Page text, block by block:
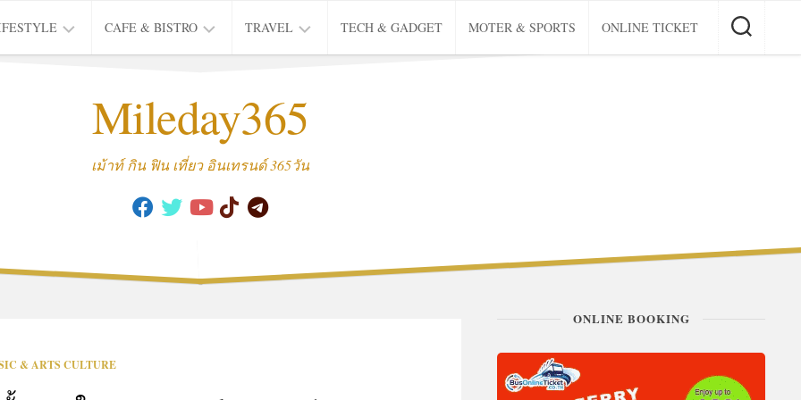
SERIES
CAFE & BISTRO
CAFE
TRAVEL
THAI
TRIP
TECH & GADGET MOTER & SPORTS ONLINE TICKET
Mileday365
เม้าท์ กิน ฟิน เที่ยว อินเทรนด์ 365วัน
& ARTS CULTURE
ONLINE BOOKING